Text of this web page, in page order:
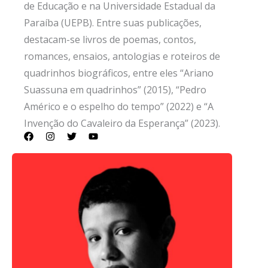
de Educação e na Universidade Estadual da
Paraíba (UEPB). Entre suas publicações,
destacam-se livros de poemas, contos,
romances, ensaios, antologias e roteiros de
quadrinhos biográficos, entre eles “Ariano
Suassuna em quadrinhos” (2015), “Pedro
Américo e o espelho do tempo” (2022) e “A
Invenção do Cavaleiro da Esperança” (2023).